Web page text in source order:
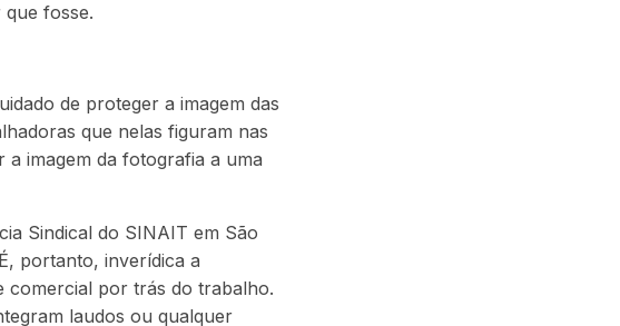
que fosse.
de proteger a imagem das
que nelas figuram nas
imagem da fotografia a uma
Sindical do SINAIT em São
portanto, inverídica a
comercial por trás do trabalho.
laudos ou qualquer